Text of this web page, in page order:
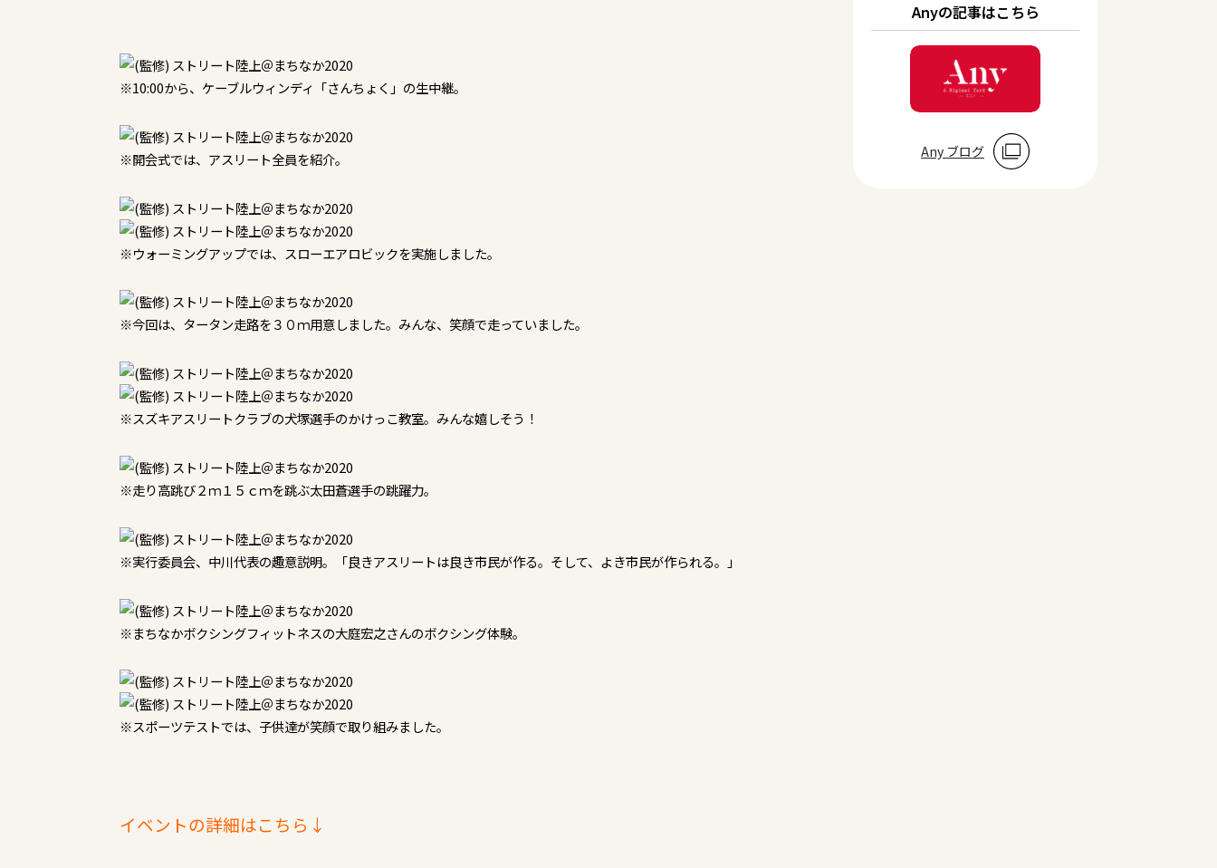
※10:00から、ケーブルウィンディ「さんちょく」の生中継。
※開会式では、アスリート全員を紹介。
※ウォーミングアップでは、スローエアロビックを実施しました。
※今回は、タータン走路を３０ｍ用意しました。みんな、笑顔で走っていました。
※スズキアスリートクラブの犬塚選手のかけっこ教室。みんな嬉しそう！
※走り高跳び２ｍ１５ｃｍを跳ぶ太田蒼選手の跳躍力。
※実行委員会、中川代表の趣意説明。「良きアスリートは良き市民が作る。そして、よき市民が作られる。」
※まちなかボクシングフィットネスの大庭宏之さんのボクシング体験。
※スポーツテストでは、子供達が笑顔で取り組みました。
イベントの詳細はこちら↓
Anyの記事はこちら
Any ブログ